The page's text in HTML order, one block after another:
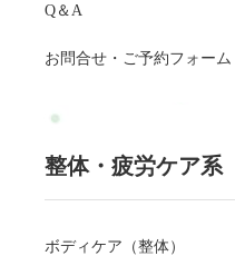
Q＆A
お問合せ・ご予約フォーム
整体・疲労ケア系
ボディケア（整体）